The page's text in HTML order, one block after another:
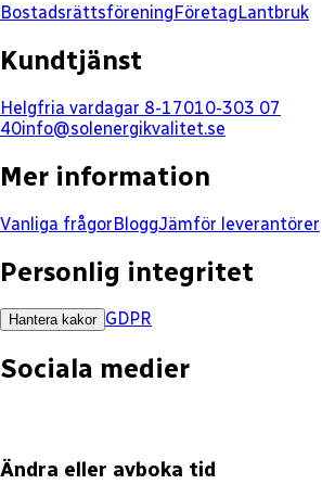
BostadsrättsföreningFöretagLantbruk
Kundtjänst
Helgfria vardagar 8-17010-303 07
40info@solenergikvalitet.se
Mer information
Vanliga frågorBloggJämför leverantörer
Personlig integritet
Hantera kakor GDPR
Sociala medier
Ändra eller avboka tid